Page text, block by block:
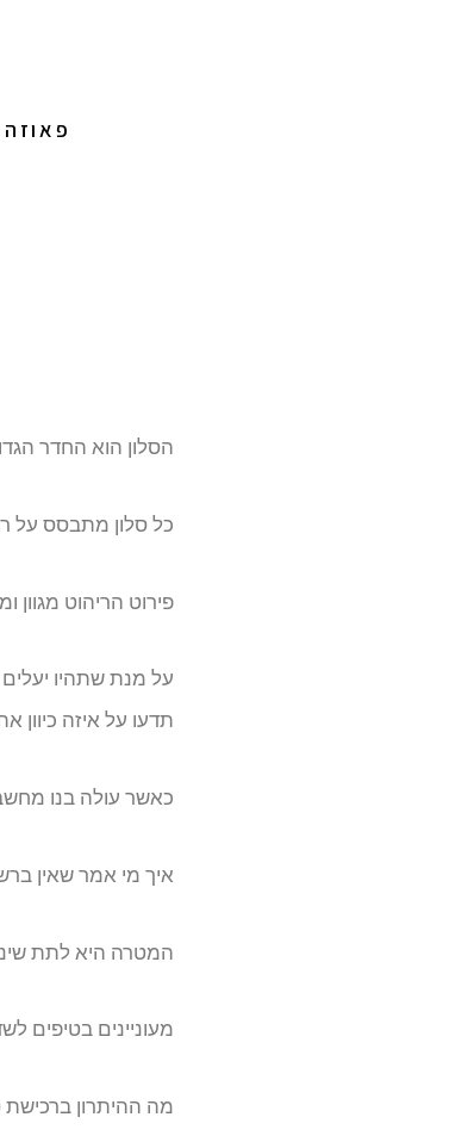
הסלון הוא החדר
כל סלון מתבסס על
פירוט הריהוט מגוון
על מנת שתהיו
תדעו על איזה כיוון
כאשר עולה בנו
איך מי אמר שאין
המטרה היא לתת
מעוניינים בטיפים
מה ההיתרון ברכישת